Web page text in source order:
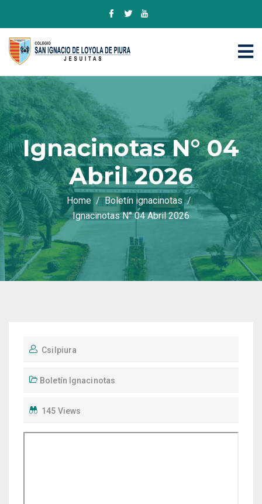
Ignacinotas N° 04
Abril 2026
Home
Boletín ignacinotas
Ignacinotas N° 04 Abril 2026
Csilpiura
Boletín Ignacinotas
145 Views